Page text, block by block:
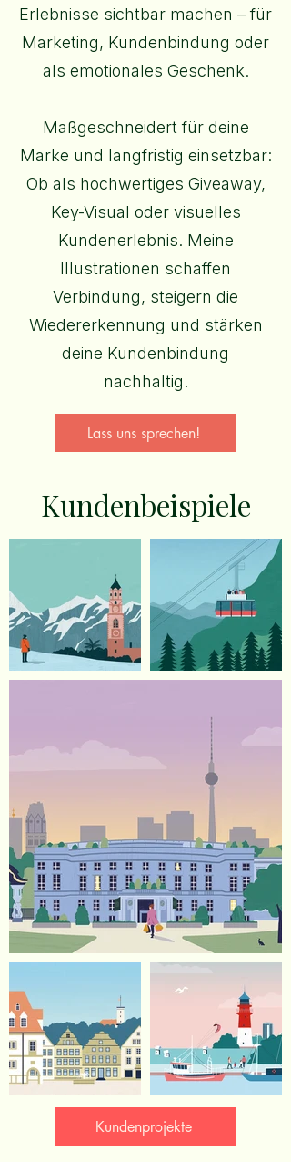
Erlebnisse sichtbar machen – für
Marketing, Kundenbindung oder
als emotionales Geschenk.
Maßgeschneidert für deine
Marke und langfristig einsetzbar:
Ob als hochwertiges Giveaway,
Key-Visual oder visuelles
Kundenerlebnis. Meine
Illustrationen schaffen
Verbindung, steigern die
Wiedererkennung und stärken
deine Kundenbindung
nachhaltig.
Lass uns sprechen!
Kundenbeispiele
Kundenprojekte